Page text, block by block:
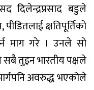
दिलेन्द्रप्रसाद बडुले
पीडितलाई क्षतिपूर्तिको
माग गरे । उनले सो
सबै तुइन भारतीय पक्षले
अवरुद्ध भएकोले